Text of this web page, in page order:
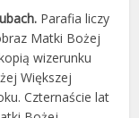
Parafia liczy
Matki Bożej
wizerunku
Większej
Czternaście lat